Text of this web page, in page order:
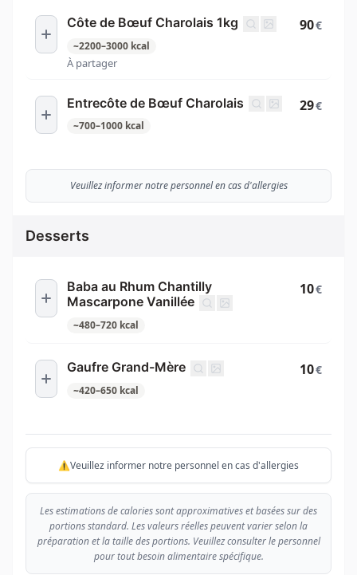
Côte de Bœuf Charolais 1kg
~2200–3000 kcal
À partager
90€
Entrecôte de Bœuf Charolais
~700–1000 kcal
29€
Veuillez informer notre personnel en cas d'allergies
Desserts
Baba au Rhum Chantilly
Mascarpone Vanillée
~480–720 kcal
10€
Gaufre Grand-Mère
~420–650 kcal
10€
⚠️Veuillez informer notre personnel en cas d'allergies
Les estimations de calories sont approximatives et basées sur des
portions standard. Les valeurs réelles peuvent varier selon la
préparation et la taille des portions. Veuillez consulter le personnel
pour tout besoin alimentaire spécifique.